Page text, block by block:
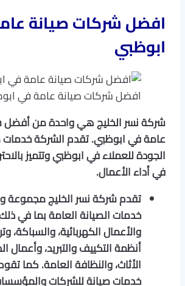
افضل شركات صيانة
ابوظبي
افضل شركات صيانة عامة في
شركة نسر الخليج هي واحدة من أفضل
عامة في ابوظبي. تقدم الشركة خدمات
الجودة للعملاء في ابوظبي وتتميز
في أداء الأعمال.
تقدم شركة نسر الخليج
خدمات الصيانة العامة بما في
والأعمال الكهربائية، والسباكة،
أنظمة التكييف والتبريد، وأعمال
الأثاث، والنظافة العامة. كما
خدمات صيانة للشركات